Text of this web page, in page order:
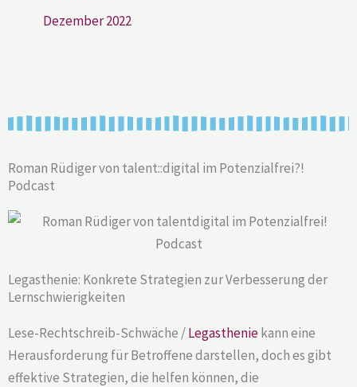
Dezember 2022
Roman Rüdiger von talent::digital im Potenzialfrei?!
Podcast
Legasthenie: Konkrete Strategien zur Verbesserung der
Lernschwierigkeiten
Lese-Rechtschreib-Schwäche /Legastheniekann eine
Herausforderung für Betroffene darstellen, doch es gibt
effektive Strategien, die helfen können, die